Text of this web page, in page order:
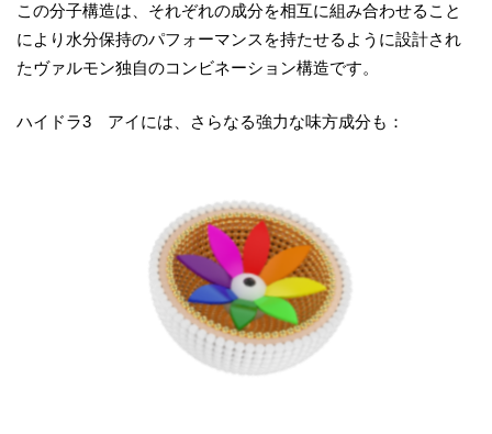
この分子構造は、それぞれの成分を相互に組み合わせること
により水分保持のパフォーマンスを持たせるように設計され
たヴァルモン独自のコンビネーション構造です。
ハイドラ3 アイには、さらなる強力な味方成分も：